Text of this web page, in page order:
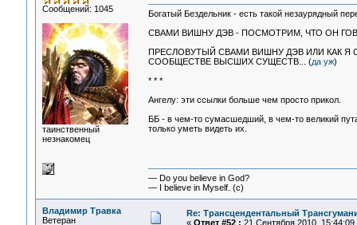
Сообщений: 1045
таинственный
незнакомец
Богатый Бездельник - есть такой незаурядный
СВАМИ ВИШНУ ДЭВ - ПОСМОТРИМ, ЧТО ОН
ПРЕСЛОВУТЫЙ СВАМИ ВИШНУ ДЭВ ИЛИ КАК Я
СООБЩЕСТВЕ ВЫСШИХ СУЩЕСТВ... (да уж)
* * *
Ангелу: эти ссылки больше чем просто прикол.
ББ - в чем-то сумасшедший, в чем-то великий
только уметь видеть их.
— Do you believe in God?
— I believe in Myself. (c)
Владимир Травка
Ветеран
Re: Трансцендентальный
« Ответ #52 : 21 Сентября 2010, 15:44:09